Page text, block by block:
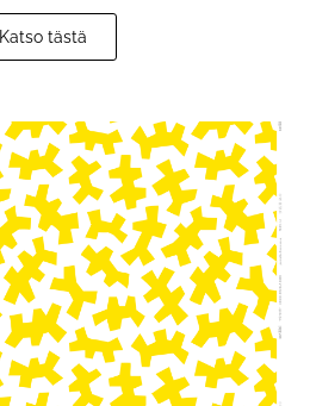
Katso tästä